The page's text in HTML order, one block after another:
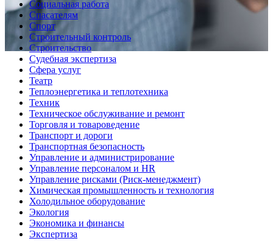
Социальная работа
Спасателям
Спорт
Строительный контроль
Строительство
Судебная экспертиза
Сфера услуг
Театр
Теплоэнергетика и теплотехника
Техник
Техническое обслуживание и ремонт
Торговля и товароведение
Транспорт и дороги
Транспортная безопасность
Управление и администрирование
Управление персоналом и HR
Управление рисками (Риск-менеджмент)
Химическая промышленность и технология
Холодильное оборудование
Экология
Экономика и финансы
Экспертиза